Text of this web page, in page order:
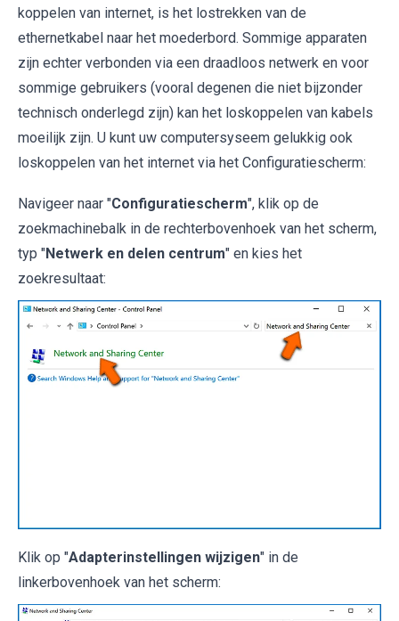
koppelen van internet, is het lostrekken van de
ethernetkabel naar het moederbord. Sommige apparaten
zijn echter verbonden via een draadloos netwerk en voor
sommige gebruikers (vooral degenen die niet bijzonder
technisch onderlegd zijn) kan het loskoppelen van kabels
moeilijk zijn. U kunt uw computersyseem gelukkig ook
loskoppelen van het internet via het Configuratiescherm:
Navigeer naar "Configuratiescherm", klik op de
zoekmachinebalk in de rechterbovenhoek van het scherm,
typ "Netwerk en delen centrum" en kies het
zoekresultaat:
Klik op "Adapterinstellingen wijzigen" in de
linkerbovenhoek van het scherm: